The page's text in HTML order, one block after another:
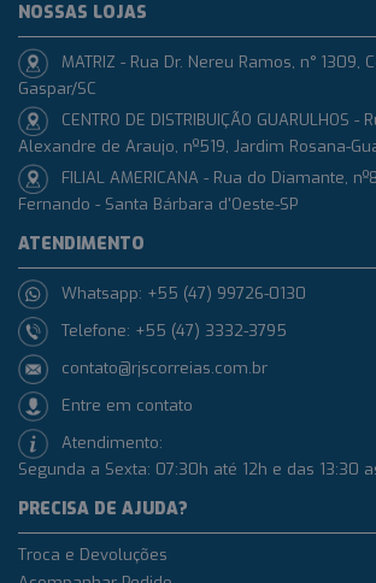
NOSSAS LOJAS
MATRIZ - Rua Dr. Nereu Ramos, n° 1309,
Gaspar/SC
CENTRO DE DISTRIBUIÇÃO GUARULHOS -
Alexandre de Araujo, nº519, Jardim Rosana-
FILIAL AMERICANA - Rua do Diamante,
Fernando - Santa Bárbara d'Oeste-SP
ATENDIMENTO
Whatsapp: +55 (47) 99726-0130
Telefone: +55 (47) 3332-3795
contato@rjscorreias.com.br
Entre em contato
Atendimento:
Segunda a Sexta: 07:30h até 12h e das 13:30
PRECISA DE AJUDA?
Troca e Devoluções